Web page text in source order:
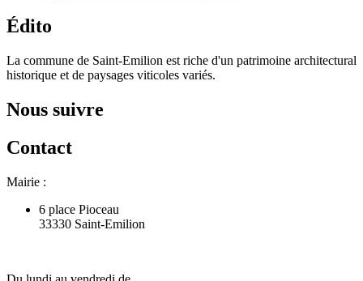
Édito
La commune de Saint-Emilion est riche d'un patrimoine architectural
historique et de paysages viticoles variés.
Nous suivre
Contact
Mairie :
6 place Pioceau
33330 Saint-Emilion